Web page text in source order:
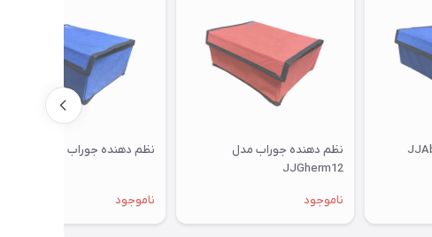
نظم دهنده جوراب مدل
JJGherm12
ناموجود
نظم دهنده جوراب مدل Abi16
ناموجود